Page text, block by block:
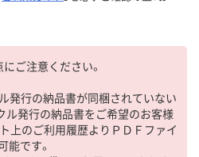
ご注意ください。
発行の納品書が同梱されていない
ル発行の納品書をご希望のお客様
上のご利用履歴よりＰＤＦファイ
能です。